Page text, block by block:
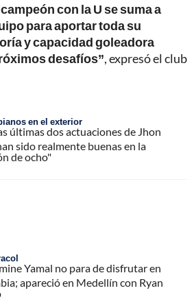
con la U se suma a
para aportar toda su
y capacidad goleadora
desafíos”, expresó el club
en el exterior
últimas dos actuaciones de Jhon
sido realmente buenas en la
de ocho"
Yamal no para de disfrutar en
apareció en Medellín con Ryan